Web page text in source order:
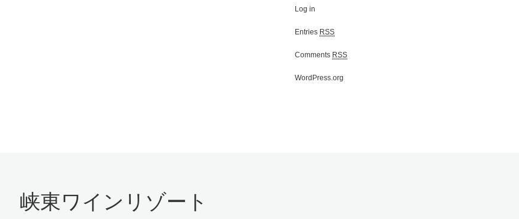
Log in
Entries RSS
Comments RSS
WordPress.org
峡東ワインリゾート